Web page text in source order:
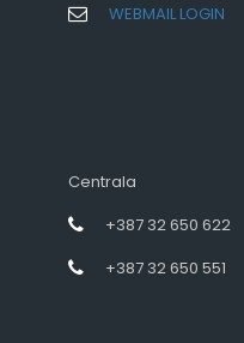
WEBMAIL LOGIN
Centrala
+387 32 650 622
+387 32 650 551